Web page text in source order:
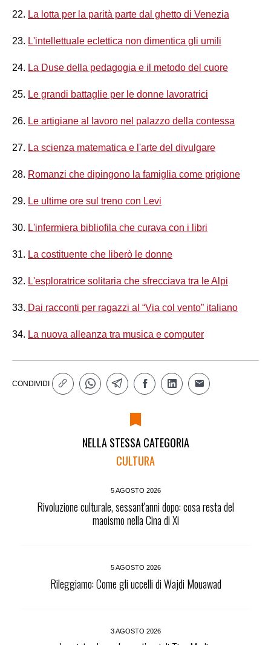
22. La lotta per la parità parte dal ghetto di Venezia
23. L'intellettuale eclettica non dimentica gli umili
24. La Duse della pedagogia e il metodo del cuore
25. Le grandi battaglie per le donne lavoratrici
26. Le artigiane al lavoro nel palazzo della contessa
27. La scienza matematica e l'arte del divulgare
28. Romanzi che dipingono la famiglia come prigione
29. Le ultime ore sul treno con Levi
30. L'infermiera bibliofila che curava con i libri
31. La costituente che liberò le donne
32. L'esploratrice solitaria che sfrecciava tra le Alpi
33. Dai racconti per ragazzi al “Via col vento” italiano
34. La nuova alleanza tra musica e computer
CONDIVIDI
NELLA STESSA CATEGORIA
CULTURA
5 AGOSTO 2026
Rivoluzione culturale, sessant'anni dopo: cosa resta del
maoismo nella Cina di Xi
5 AGOSTO 2026
Rileggiamo: Come gli uccelli di Wajdi Mouawad
3 AGOSTO 2026